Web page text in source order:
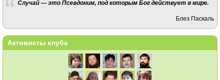
Случай — это Псевдоним, под которым Бог действует в мире.
Блез Паскаль
Активисты клуба